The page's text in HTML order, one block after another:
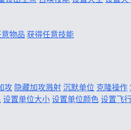
物品 获得任意技能
攻 隐藏加攻溅射沉默单位 克隆操作
设置单位大小设置单位颜色设置飞